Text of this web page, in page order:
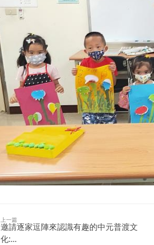
上一篇
邀請逐家逗陣來認識有趣的中元普渡文
化:...